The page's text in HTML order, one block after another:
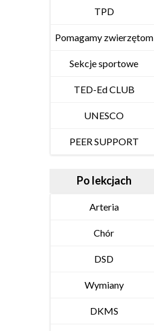
TPD
Pomagamy zwierzętom
Sekcje sportowe
TED-Ed CLUB
UNESCO
PEER SUPPORT
Po lekcjach
Arteria
Chór
DSD
Wymiany
DKMS